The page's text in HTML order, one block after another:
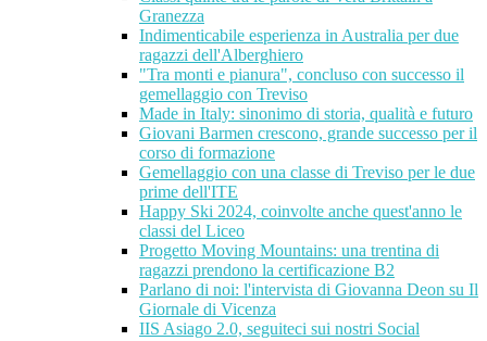
Granezza
Indimenticabile esperienza in Australia per due
ragazzi dell'Alberghiero
"Tra monti e pianura", concluso con successo il
gemellaggio con Treviso
Made in Italy: sinonimo di storia, qualità e futuro
Giovani Barmen crescono, grande successo per il
corso di formazione
Gemellaggio con una classe di Treviso per le due
prime dell'ITE
Happy Ski 2024, coinvolte anche quest'anno le
classi del Liceo
Progetto Moving Mountains: una trentina di
ragazzi prendono la certificazione B2
Parlano di noi: l'intervista di Giovanna Deon su Il
Giornale di Vicenza
IIS Asiago 2.0, seguiteci sui nostri Social